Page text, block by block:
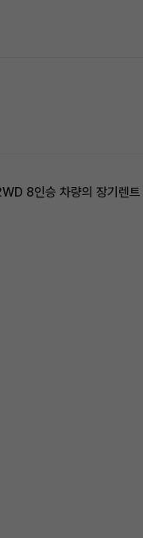
8인승 차량의 장기렌